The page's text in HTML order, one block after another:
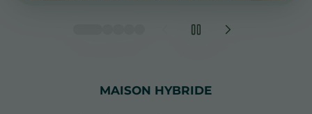
MAISON HYBRIDE